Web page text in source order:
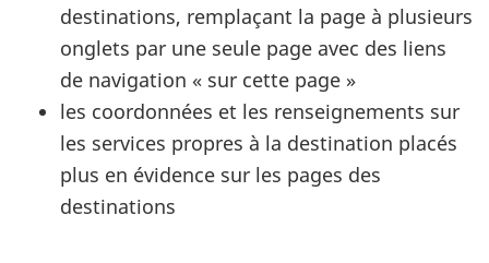
destinations, remplaçant la page à plusieurs
onglets par une seule page avec des liens
de navigation « sur cette page »
les coordonnées et les renseignements sur
les services propres à la destination placés
plus en évidence sur les pages des
destinations